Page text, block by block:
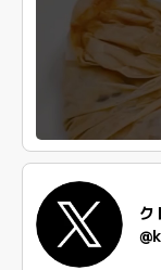
ク